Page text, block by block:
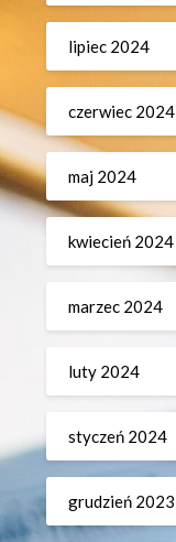
lipiec 2024
czerwiec 2024
maj 2024
kwiecień 2024
marzec 2024
luty 2024
styczeń 2024
grudzień 2023